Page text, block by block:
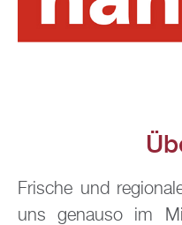
Fri­sche und
uns ge­nau­so im